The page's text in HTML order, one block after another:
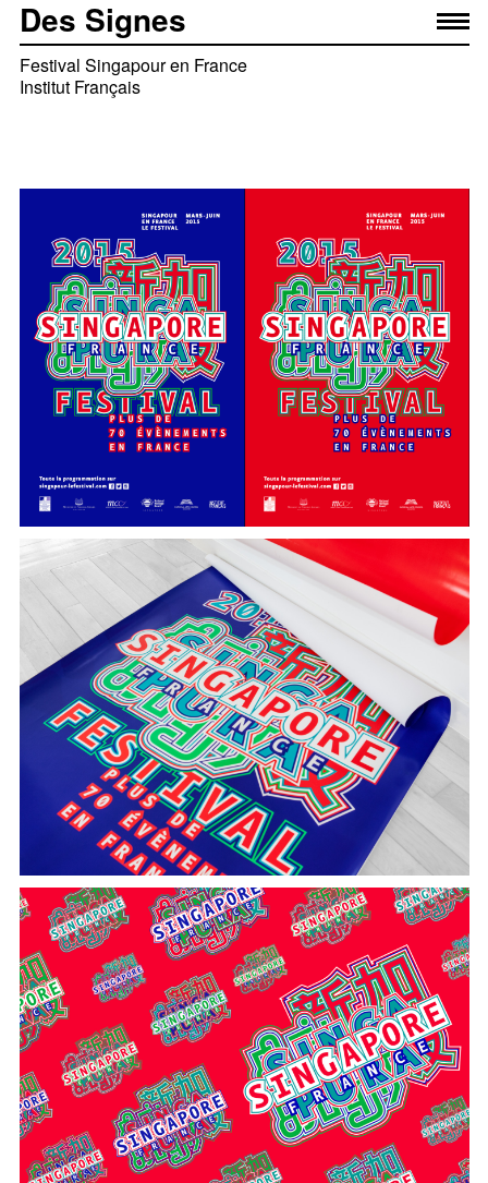
Festival Singapour en France
Institut Français
s‘articulent autour des représentations du nom Singapour
en anglais, malais, tamoul et chinois (les 4 langues
officielles de l’île). La vibration évoque le foisonnement
culturel, le bouillonnement de la ville et rappelle la
lumière. Loin des représentations traditionnelles du
monde asiatique, l‘identité visuelle s‘ancre dans le monde
contemporain.
Équipe projet
— Élise Muchir
— Franklin Desclouds
— Marta Salarich Bardia
— Maëva Bressan
Des Signes